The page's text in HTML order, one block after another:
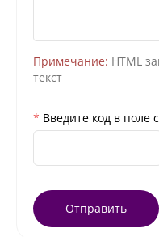
Примечание: HTML
текст
Введите код в поле
Отправить